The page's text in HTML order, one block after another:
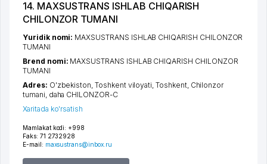
14. MAXSUSTRANS ISHLAB CHIQARISH
CHILONZOR TUMANI
Mamlakat kodi: +998
Faks: 71 2732928
E-mail: maxsustrans@inbox.ru
Yuridik nomi: MAXSUSTRANS ISHLAB CHIQARISH CHILONZOR
TUMANI
Brend nomi: MAXSUSTRANS ISHLAB CHIQARISH CHILONZOR
TUMANI
Adres: O'zbekiston,Toshkent viloyati ,Toshkent, Chilonzor
tumani daha CHILONZOR-C
Xaritada ko'rsatish